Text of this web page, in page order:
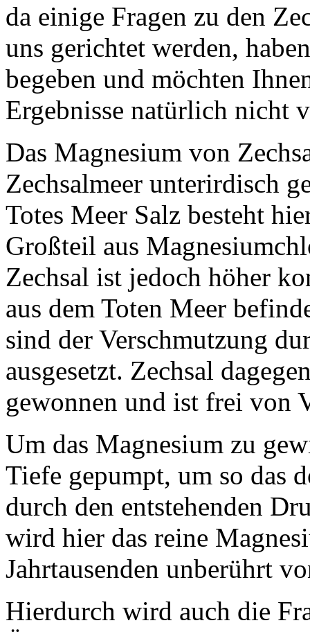
da einige Fragen zu den
uns gerichtet werden,
begeben und möchten
Ergebnisse natürlich nicht
Das Magnesium von
Zechsalmeer unterirdisch
Totes Meer Salz besteht
Großteil aus
Zechsal ist jedoch höher
aus dem Toten Meer
sind der Verschmutzung
ausgesetzt. Zechsal
gewonnen und ist frei von
Um das Magnesium zu
Tiefe gepumpt, um so das
durch den entstehenden
wird hier das reine
Jahrtausenden unberührt
Hierdurch wird auch die